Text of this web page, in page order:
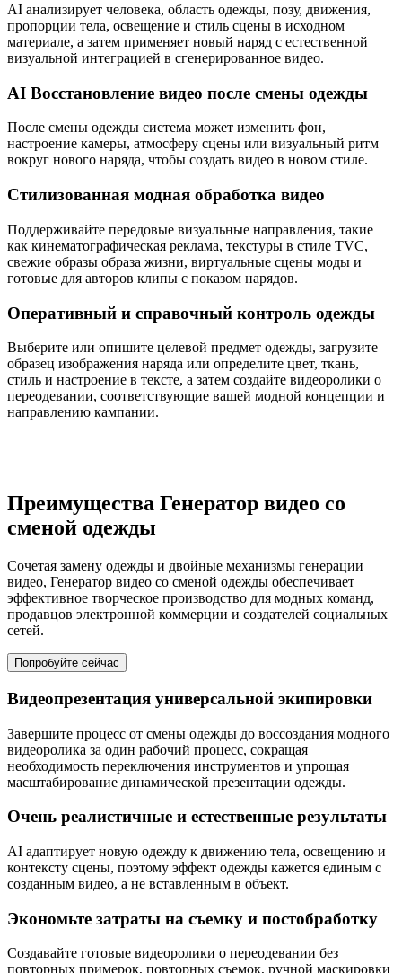
AI анализирует человека, область одежды, позу, движения,
пропорции тела, освещение и стиль сцены в исходном
материале, а затем применяет новый наряд с естественной
визуальной интеграцией в сгенерированное видео.
AI Восстановление видео после смены одежды
После смены одежды система может изменить фон,
настроение камеры, атмосферу сцены или визуальный ритм
вокруг нового наряда, чтобы создать видео в новом стиле.
Стилизованная модная обработка видео
Поддерживайте передовые визуальные направления, такие
как кинематографическая реклама, текстуры в стиле TVC,
свежие образы образа жизни, виртуальные сцены моды и
готовые для авторов клипы с показом нарядов.
Оперативный и справочный контроль одежды
Выберите или опишите целевой предмет одежды, загрузите
образец изображения наряда или определите цвет, ткань,
стиль и настроение в тексте, а затем создайте видеоролики о
переодевании, соответствующие вашей модной концепции и
направлению кампании.
Преимущества Генератор видео со
сменой одежды
Сочетая замену одежды и двойные механизмы генерации
видео, Генератор видео со сменой одежды обеспечивает
эффективное творческое производство для модных команд,
продавцов электронной коммерции и создателей социальных
сетей.
Попробуйте сейчас
Видеопрезентация универсальной экипировки
Завершите процесс от смены одежды до воссоздания модного
видеоролика за один рабочий процесс, сокращая
необходимость переключения инструментов и упрощая
масштабирование динамической презентации одежды.
Очень реалистичные и естественные результаты
AI адаптирует новую одежду к движению тела, освещению и
контексту сцены, поэтому эффект одежды кажется единым с
созданным видео, а не вставленным в объект.
Экономьте затраты на съемку и постобработку
Создавайте готовые видеоролики о переодевании без
повторных примерок, повторных съемок, ручной маскировки